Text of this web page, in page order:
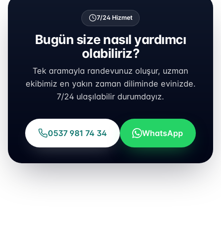
7/24 Hizmet
Bugün size nasıl yardımcı
olabiliriz?
Tek aramayla randevunuz oluşur, uzman
ekibimiz en yakın zaman diliminde evinizde.
7/24 ulaşılabilir durumdayız.
0537 981 74 34 WhatsApp